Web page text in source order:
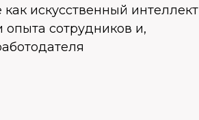
искусственный интеллект
сотрудников и,